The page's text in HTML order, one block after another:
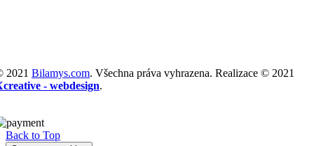
2021 Bilamys.com. Všechna práva vyhrazena. Realizace © 2021
- webdesign.
Back to Top